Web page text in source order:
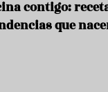
contigo:
que